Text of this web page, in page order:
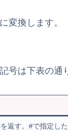
変換します。
号は下表の通
返す。#で指定し